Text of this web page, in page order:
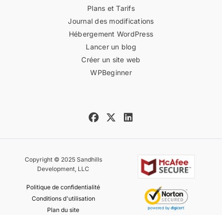
Plans et Tarifs
Journal des modifications
Hébergement WordPress
Lancer un blog
Créer un site web
WPBeginner
Copyright © 2025 Sandhills
Development, LLC
Politique de confidentialité
Conditions d'utilisation
Plan du site